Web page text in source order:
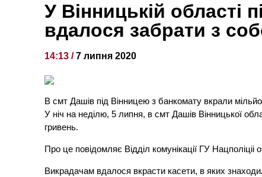
У Вінницькій області
вдалося забрати з
14:13 /7 липня 2020
В смт Дашів під Вінницею з банкомату вкрали
У ніч на неділю, 5 липня, в смт Дашів Вінницької
гривень.
Про це повідомляє Відділ комунікації ГУ Нацполіціі
Викрадачам вдалося вкрасти касети, в яких